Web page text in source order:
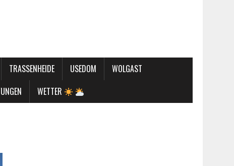
TRASSENHEIDE USEDOM
WOLGAST
WETTER